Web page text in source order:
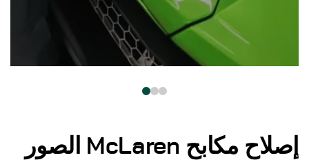
إصلاح مكابح McLaren الصور